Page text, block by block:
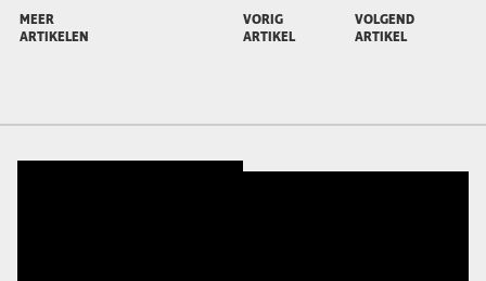
MEER
ARTIKELEN
VORIG
ARTIKEL
VOLGEND
ARTIKEL